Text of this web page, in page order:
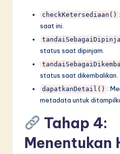
checkKetersediaan()
saat ini.
status saat dipinjam.
status saat dikembalikan.
dapatkanDetail() :
metadata untuk
Tahap 4:
Menentukan